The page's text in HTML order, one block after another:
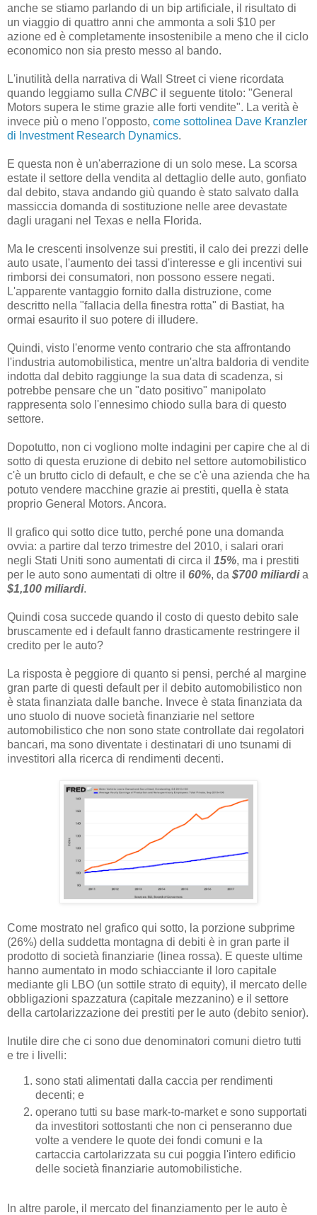
anche se stiamo parlando di un bip artificiale, il risultato di
un viaggio di quattro anni che ammonta a soli $10 per
azione ed è completamente insostenibile a meno che il ciclo
economico non sia presto messo al bando.
L'inutilità della narrativa di Wall Street ci viene ricordata
quando leggiamo sulla CNBC il seguente titolo: "General
Motors supera le stime grazie alle forti vendite". La verità è
invece più o meno l'opposto, come sottolinea Dave Kranzler
di Investment Research Dynamics.
E questa non è un'aberrazione di un solo mese. La scorsa
estate il settore della vendita al dettaglio delle auto, gonfiato
dal debito, stava andando giù quando è stato salvato dalla
massiccia domanda di sostituzione nelle aree devastate
dagli uragani nel Texas e nella Florida.
Ma le crescenti insolvenze sui prestiti, il calo dei prezzi delle
auto usate, l'aumento dei tassi d'interesse e gli incentivi sui
rimborsi dei consumatori, non possono essere negati.
L'apparente vantaggio fornito dalla distruzione, come
descritto nella "fallacia della finestra rotta" di Bastiat, ha
ormai esaurito il suo potere di illudere.
Quindi, visto l'enorme vento contrario che sta affrontando
l'industria automobilistica, mentre un'altra baldoria di vendite
indotta dal debito raggiunge la sua data di scadenza, si
potrebbe pensare che un "dato positivo" manipolato
rappresenta solo l'ennesimo chiodo sulla bara di questo
settore.
Dopotutto, non ci vogliono molte indagini per capire che al di
sotto di questa eruzione di debito nel settore automobilistico
c'è un brutto ciclo di default, e che se c'è una azienda che ha
potuto vendere macchine grazie ai prestiti, quella è stata
proprio General Motors. Ancora.
Il grafico qui sotto dice tutto, perché pone una domanda
ovvia: a partire dal terzo trimestre del 2010, i salari orari
negli Stati Uniti sono aumentati di circa il 15%, ma i prestiti
per le auto sono aumentati di oltre il 60%, da $700 miliardia
$1,100 miliardi.
Quindi cosa succede quando il costo di questo debito sale
bruscamente ed i default fanno drasticamente restringere il
credito per le auto?
La risposta è peggiore di quanto si pensi, perché al margine
gran parte di questi default per il debito automobilistico non
è stata finanziata dalle banche. Invece è stata finanziata da
uno stuolo di nuove società finanziarie nel settore
automobilistico che non sono state controllate dai regolatori
bancari, ma sono diventate i destinatari di uno tsunami di
investitori alla ricerca di rendimenti decenti.
Come mostrato nel grafico qui sotto, la porzione subprime
(26%) della suddetta montagna di debiti è in gran parte il
prodotto di società finanziarie (linea rossa). E queste ultime
hanno aumentato in modo schiacciante il loro capitale
mediante gli LBO (un sottile strato di equity), il mercato delle
obbligazioni spazzatura (capitale mezzanino) e il settore
della cartolarizzazione dei prestiti per le auto (debito senior).
Inutile dire che ci sono due denominatori comuni dietro tutti
e tre i livelli:
sono stati alimentati dalla caccia per rendimenti
decenti; e
operano tutti su base mark-to-market e sono supportati
da investitori sottostanti che non ci penseranno due
volte a vendere le quote dei fondi comuni e la
cartaccia cartolarizzata su cui poggia l'intero edificio
delle società finanziarie automobilistiche.
In altre parole, il mercato del finanziamento per le auto è